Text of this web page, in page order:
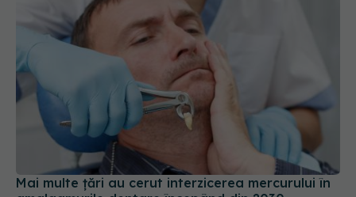
Mai multe ţări au cerut interzicerea mercurului în
amalgamurile dentare începând din 2030
05 noi 2025, 10:46